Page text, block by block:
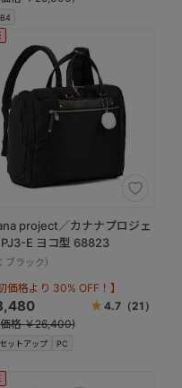
B4
セットアップ PC
project／カナナプロジェ
E ヨコ型 68823
ブラック）
価格より 30% OFF！】
4.7 （21）
格 ￥26,400)